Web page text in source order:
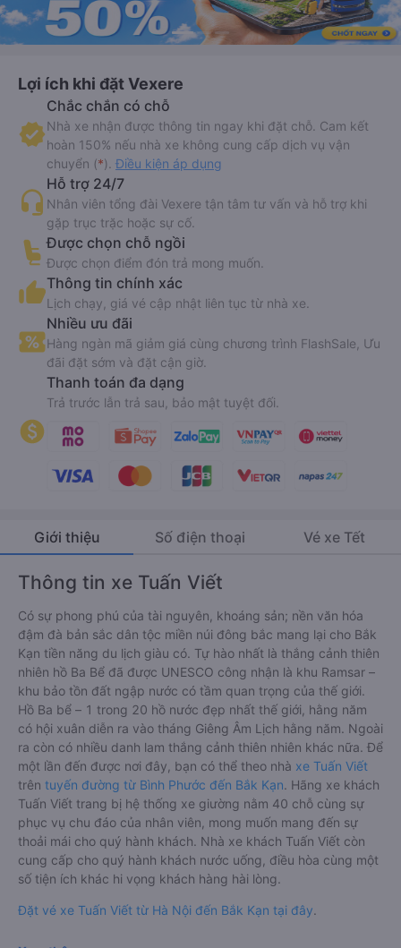
Lợi ích khi đặt Vexere
Chắc chắn có chỗ
Nhà xe nhận được thông tin ngay khi đặt chỗ. Cam kết
hoàn 150% nếu nhà xe không cung cấp dịch vụ vận
chuyển (*). Điều kiện áp dụng
Hỗ trợ 24/7
Nhân viên tổng đài Vexere tận tâm tư vấn và hỗ trợ khi
gặp trục trặc hoặc sự cố.
Được chọn chỗ ngồi
Được chọn điểm đón trả mong muốn.
Thông tin chính xác
Lịch chạy, giá vé cập nhật liên tục từ nhà xe.
Nhiều ưu đãi
Hàng ngàn mã giảm giá cùng chương trình FlashSale, Ưu
đãi đặt sớm và đặt cận giờ.
Thanh toán đa dạng
Trả trước lẫn trả sau, bảo mật tuyệt đối.
Giới thiệu Số điện thoại Vé xe Tết
Thông tin xe Tuấn Viết
Có sự phong phú của tài nguyên, khoáng sản; nền văn hóa
đậm đà bản sắc dân tộc miền núi đông bắc mang lại cho Bắk
Kạn tiền năng du lịch giàu có. Tự hào nhất là thắng cảnh thiên
nhiên hồ Ba Bể đã được UNESCO công nhận là khu Ramsar –
khu bảo tồn đất ngập nước có tầm quan trọng của thế giới.
Hồ Ba bể – 1 trong 20 hồ nước đẹp nhất thế giới, hằng năm
có hội xuân diễn ra vào tháng Giêng Âm Lịch hằng năm. Ngoài
ra còn có nhiều danh lam thắng cảnh thiên nhiên khác nữa. Để
một lần đến được nơi đây, bạn có thể theo nhà xe Tuấn Viết
trên tuyến đường từ Bình Phước đến Bắk Kạn. Hãng xe khách
Tuấn Viết trang bị hệ thống xe giường nằm 40 chỗ cùng sự
phục vụ chu đáo của nhân viên, mong muốn mang đến sự
thoải mái cho quý hành khách. Nhà xe khách Tuấn Viết còn
cung cấp cho quý hành khách nước uống, điều hòa cùng một
số tiện ích khác hi vọng khách hàng hài lòng.
Đặt vé xe Tuấn Viết từ Hà Nội đến Bắk Kạn tại đây.